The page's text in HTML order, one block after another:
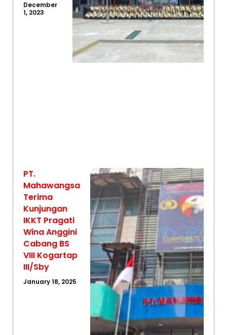
December
1, 2023
PT.
Mahawangsa
Terima
Kunjungan
IKKT Pragati
Wina Anggini
Cabang BS
VIII Kogartap
III/Sby
January 18, 2025